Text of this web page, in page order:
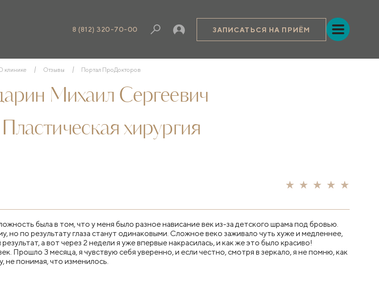
8 (812) 320-70-00 ЗАПИСАТЬСЯ НА ПРИЁМ
клинике Отзывы Портал ПроДокторов
Михаил Сергеевич
Пластическая хирургия
была в том, что у меня было разное нависание век из-за детского шрама под бровью.
но по результату глаза станут одинаковыми. Сложное веко заживало чуть хуже и медленнее,
а вот через 2 недели я уже впервые накрасилась, и как же это было красиво!
Прошло 3 месяца, я чувствую себя уверенно, и если честно, смотря в зеркало, я не помню, как
не понимая, что изменилось.